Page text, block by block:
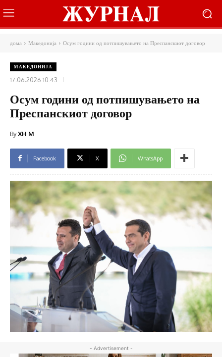
дома Македонија Осум години од потпишувањето на Преспанскиот договор
МАКЕДОНИЈА
17.06.2026 10:43
Осум години од потпишувањето на
Преспанскиот договор
ByXH M
Facebook X WhatsApp
- Advertisement -